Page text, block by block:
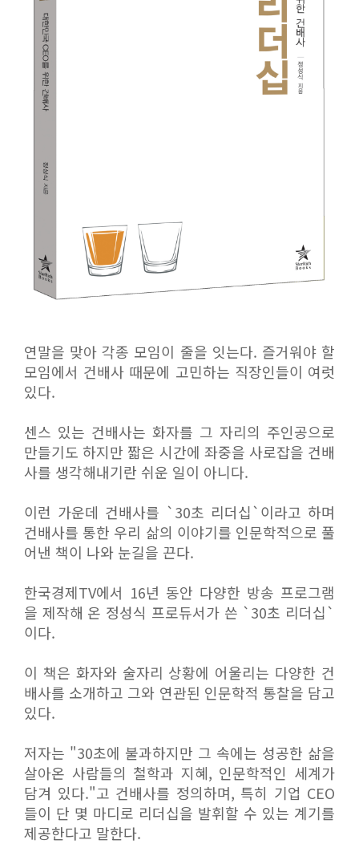
연말을 맞아 각종 모임이 줄을 잇는다. 즐거워야 할
모임에서 건배사 때문에 고민하는 직장인들이 여럿
있다.
센스 있는 건배사는 화자를 그 자리의 주인공으로
만들기도 하지만 짧은 시간에 좌중을 사로잡을 건배
사를 생각해내기란 쉬운 일이 아니다.
이런 가운데 건배사를 `30초 리더십`이라고 하며
건배사를 통한 우리 삶의 이야기를 인문학적으로 풀
어낸 책이 나와 눈길을 끈다.
한국경제TV에서 16년 동안 다양한 방송 프로그램
을 제작해 온 정성식 프로듀서가 쓴 `30초 리더십`
이다.
이 책은 화자와 술자리 상황에 어울리는 다양한 건
배사를 소개하고 그와 연관된 인문학적 통찰을 담고
있다.
저자는 "30초에 불과하지만 그 속에는 성공한 삶을
살아온 사람들의 철학과 지혜, 인문학적인 세계가
담겨 있다."고 건배사를 정의하며, 특히 기업 CEO
들이 단 몇 마디로 리더십을 발휘할 수 있는 계기를
제공한다고 말한다.